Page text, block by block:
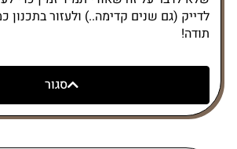
לדייק (גם שנים קדימה..) ולעזור בתכנון
תודה!
סגור